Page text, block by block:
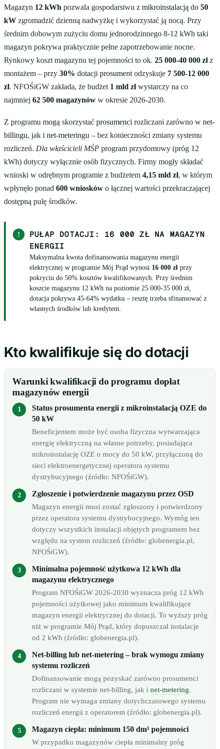
Magazyn 12 kWh pozwala gospodarstwu z mikroinstalacją do 50
kW zgromadzić dzienną nadwyżkę i wykorzystać ją nocą. Przy
średnim dobowym zużyciu domu jednorodzinnego 8-12 kWh taki
magazyn pokrywa praktycznie pełne zapotrzebowanie nocne.
Rynkowy koszt magazynu tej pojemności to ok. 25 000-40 000 złz
montażem – przy 30% dotacji prosument odzyskuje 7 500-12 000
zł. NFOŚiGW zakłada, że budżet 1 mld złwystarczy na co
najmniej 62 500 magazynów w okresie 2026-2030.
Z programu mogą skorzystać prosumenci rozliczani zarówno w net-
billingu, jak i net-meteringu – bez konieczności zmiany systemu
rozliczeń. Dla właścicieli MŚP program przydomowy (próg 12
kWh) dotyczy wyłącznie osób fizycznych. Firmy mogły składać
wnioski w odrębnym programie z budżetem 4,15 mld zł, w którym
wpłynęło ponad 600 wniosków o łącznej wartości przekraczającej
dostępną pulę środków.
!
PUŁAP DOTACJI: 16 000 ZŁ NA MAGAZYN
ENERGII
Maksymalna kwota dofinansowania magazynu energii
elektrycznej w programie Mój Prąd wynosi 16 000 zł przy
pokryciu do 50% kosztów kwalifikowanych. Przy średnim
koszcie magazynu 12 kWh na poziomie 25 000-35 000 zł,
dotacja pokrywa 45-64% wydatku – resztę trzeba sfinansować z
własnych środków lub kredytem.
Kto kwalifikuje się do dotacji
Warunki kwalifikacji do programu dopłat
magazynów energii
Status prosumenta energii z mikroinstalacją OZE do
50 kW
Beneficjentem może być osoba fizyczna wytwarzająca
energię elektryczną na własne potrzeby, posiadająca
mikroinstalację OZE o mocy do 50 kW, przyłączoną do
sieci elektroenergetycznej operatora systemu
dystrybucyjnego (źródło: NFOŚiGW).
Zgłoszenie i potwierdzenie magazynu przez OSD
Magazyn energii musi zostać zgłoszony i potwierdzony
przez operatora systemu dystrybucyjnego. Wymóg ten
dotyczy wszystkich instalacji objętych programem bez
względu na system rozliczeń (źródło: globenergia.pl,
NFOŚiGW).
Minimalna pojemność użytkowa 12 kWh dla
magazynu elektrycznego
Program NFOŚiGW 2026-2030 wyznacza próg 12 kWh
pojemności użytkowej jako minimum kwalifikujące
magazyn energii elektrycznej do dotacji. To wyższy próg
niż w programie Mój Prąd, który dopuszczał instalacje
od 2 kWh (źródło: globenergia.pl).
Net-billing lub net-metering – brak wymogu zmiany
systemu rozliczeń
Dofinansowanie mogą pozyskać zarówno prosumenci
rozliczani w systemie net-billing, jak i net-metering.
Program nie wymaga zmiany dotychczasowego systemu
rozliczeń energii z operatorem (źródło: globenergia.pl).
Magazyn ciepła: minimum 150 dm³ pojemności
W przypadku magazynów ciepła minimalny próg